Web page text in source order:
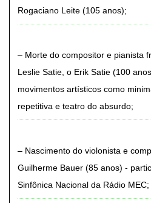
Rogaciano Leite (105 anos)
Morte do compositor e pianista
Leslie Satie, o Erik Satie (100
movimentos artísticos como
repetitiva e teatro do absurdo
Nascimento do violonista e
Guilherme Bauer (85 anos) -
Sinfônica Nacional da Rádio MEC